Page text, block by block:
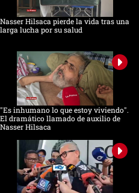
Nasser Hilsaca pierde la vida tras una
larga lucha por su salud
"Es inhumano lo que estoy viviendo".
El dramático llamado de auxilio de
Nasser Hilsaca